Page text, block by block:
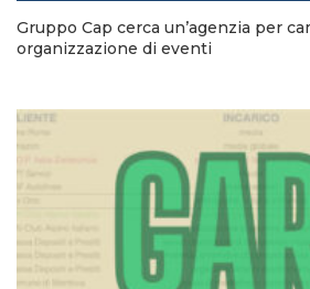
Gruppo Cap cerca un’agenzia per
organizzazione di eventi